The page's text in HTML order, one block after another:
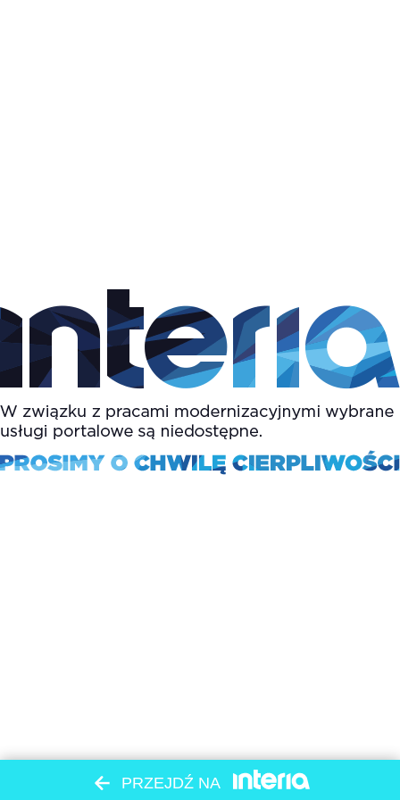
PRZEJDŹ NA